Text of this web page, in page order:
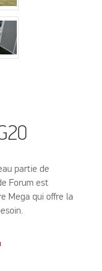
partie de
Forum est
Mega qui offre la